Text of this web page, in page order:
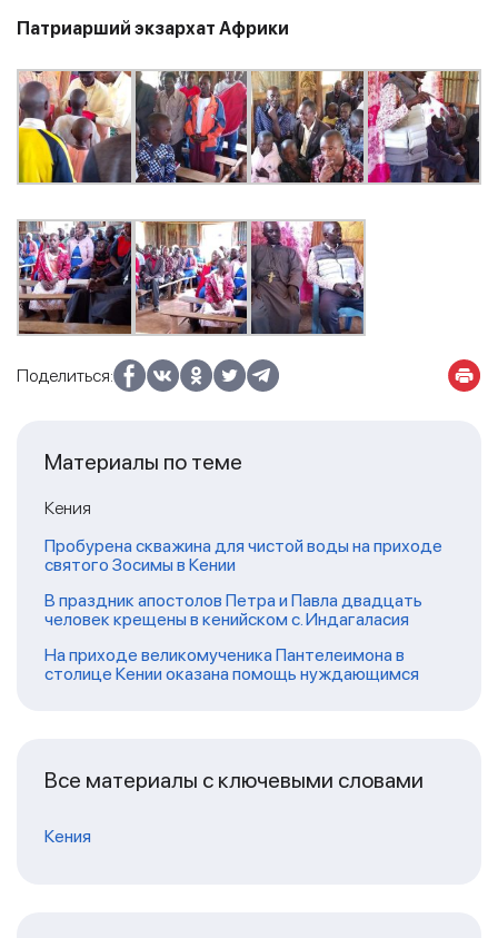
Патриарший экзархат Африки
Поделиться:
Материалы по теме
Кения
Пробурена скважина для чистой воды на приходе
святого Зосимы в Кении
В праздник апостолов Петра и Павла двадцать
человек крещены в кенийском с. Индагаласия
На приходе великомученика Пантелеимона в
столице Кении оказана помощь нуждающимся
Все материалы с ключевыми словами
Кения